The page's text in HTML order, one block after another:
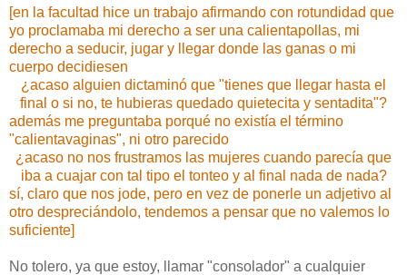
[en la facultad hice un trabajo afirmando con rotundidad que
yo proclamaba mi derecho a ser una calientapollas, mi
derecho a seducir, jugar y llegar donde las ganas o mi
cuerpo decidiesen
¿acaso alguien dictaminó que "tienes que llegar hasta el
final o si no, te hubieras quedado quietecita y sentadita"?
además me preguntaba porqué no existía el término
"calientavaginas", ni otro parecido
¿acaso no nos frustramos las mujeres cuando parecía que
iba a cuajar con tal tipo el tonteo y al final nada de nada?
sí, claro que nos jode, pero en vez de ponerle un adjetivo al
otro despreciándolo, tendemos a pensar que no valemos lo
suficiente]
No tolero, ya que estoy, llamar "consolador" a cualquier